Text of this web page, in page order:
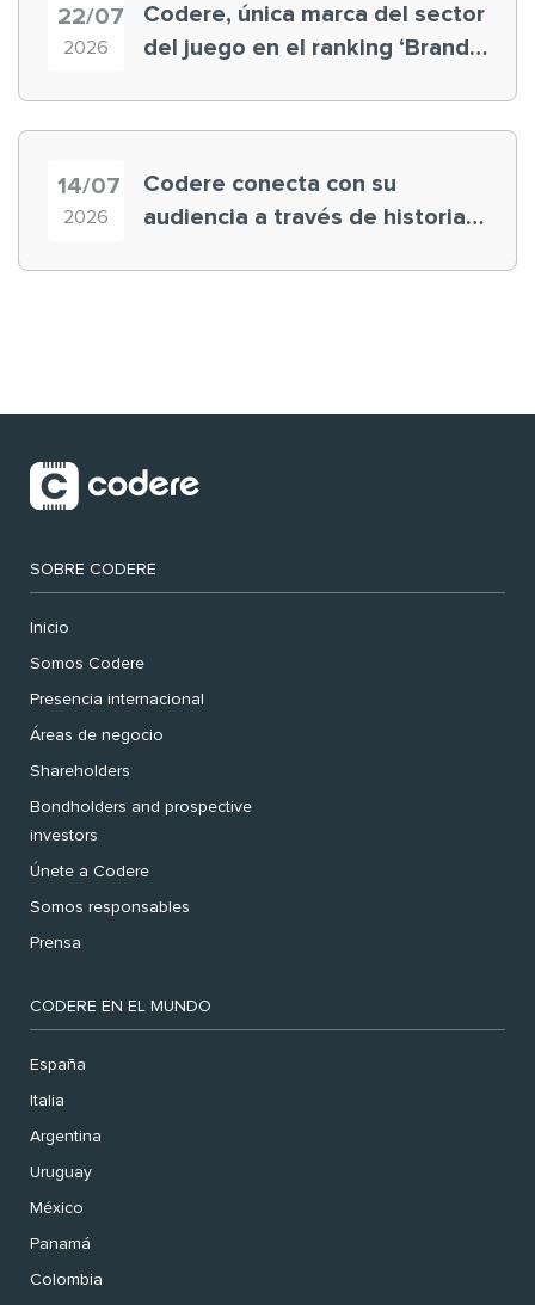
22/07
2026
Codere, única marca del sector
del juego en el ranking ‘Brand
14/07
2026
Codere conecta con su
audiencia a través de historias
SOBRE CODERE
Inicio
Somos Codere
Presencia internacional
Áreas de negocio
Shareholders
Bondholders and prospective
investors
Únete a Codere
Somos responsables
Prensa
CODERE EN EL MUNDO
España
Italia
Argentina
Uruguay
México
Panamá
Colombia